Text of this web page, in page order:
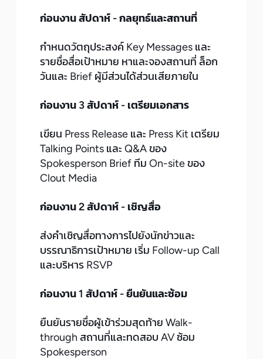
ก่อนงาน สัปดาห์ - กลยุทธ์และสถานที่
กำหนดวัตถุประสงค์ Key Messages และ
รายชื่อสื่อเป้าหมาย หาและจองสถานที่ ล็อก
วันและ Brief ผู้มีส่วนได้ส่วนเสียภายใน
ก่อนงาน 3 สัปดาห์ - เตรียมเอกสาร
เขียน Press Release และ Press Kit เตรียม
Talking Points และ Q&A ของ
Spokesperson Brief ทีม On-site ของ
Clout Media
ก่อนงาน 2 สัปดาห์ - เชิญสื่อ
ส่งคำเชิญสื่อทางการไปยังนักข่าวและ
บรรณาธิการเป้าหมาย เริ่ม Follow-up Call
และบริหาร RSVP
ก่อนงาน 1 สัปดาห์ - ยืนยันและซ้อม
ยืนยันรายชื่อผู้เข้าร่วมสุดท้าย Walk-
through สถานที่และทดสอบ AV ซ้อม
Spokesperson